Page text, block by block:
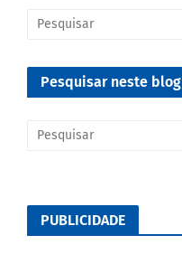
Pesquisar neste blog
PUBLICIDADE